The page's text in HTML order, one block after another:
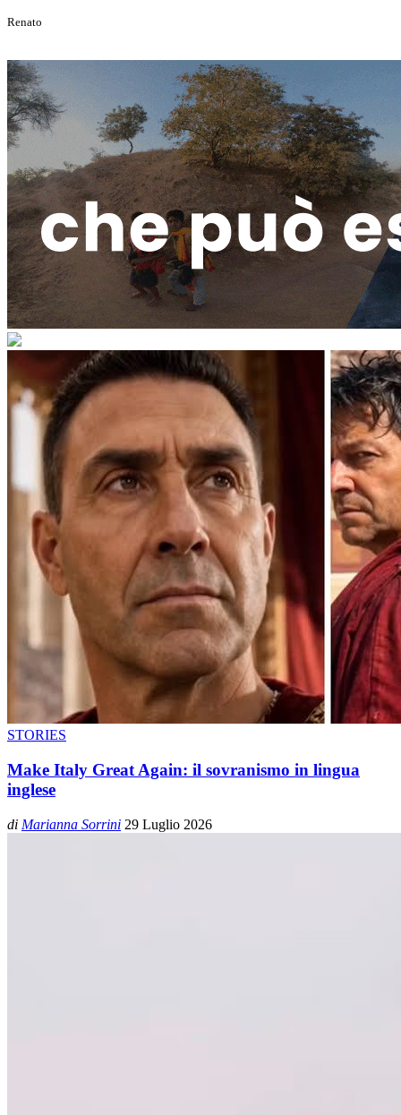
Renato
STORIES
Make Italy Great Again: il sovranismo in lingua
inglese
di Marianna Sorrini 29 Luglio 2026